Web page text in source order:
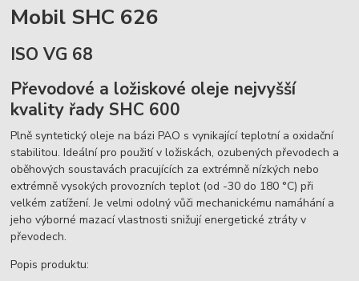
Mobil SHC 626
ISO VG 68
Převodové a ložiskové oleje nejvyšší
kvality řady SHC 600
Plně syntetický oleje na bázi PAO s vynikající teplotní a oxidační
stabilitou. Ideální pro použití v ložiskách, ozubených převodech a
oběhových soustavách pracujících za extrémně nízkých nebo
extrémně vysokých provozních teplot (od -30 do 180 °C) při
velkém zatížení. Je velmi odolný vůči mechanickému namáhání a
jeho výborné mazací vlastnosti snižují energetické ztráty v
převodech.
Popis produktu: